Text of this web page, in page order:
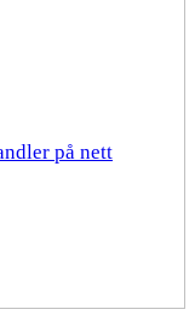
på nett